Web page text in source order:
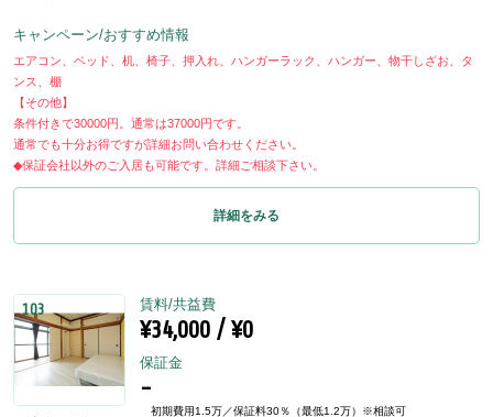
キャンペーン/おすすめ情報
エアコン、ベッド、机、椅子、押入れ、ハンガーラック、ハンガー、物干しざお、タ
ンス、棚
【その他】
条件付きで30000円。通常は37000円です。
通常でも十分お得ですが詳細お問い合わせください。
◆保証会社以外のご入居も可能です。詳細ご相談下さい。
詳細をみる
103 賃料/共益費
¥34,000 / ¥0
保証金
-
初期費用1.5万／保証料30％（最低1.2万）※相談可